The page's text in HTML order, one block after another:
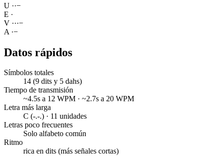
U ··−
E ·
V ···−
A ·−
Datos rápidos
Símbolos totales
14 (9 dits y 5 dahs)
Tiempo de transmisión
~4.5s a 12 WPM · ~2.7s a 20 WPM
Letra más larga
C (-.-.) · 11 unidades
Letras poco frecuentes
Solo alfabeto común
Ritmo
rica en dits (más señales cortas)